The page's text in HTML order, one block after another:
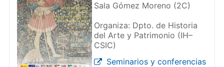
Sala Gómez Moreno (2C)
Organiza: Dpto. de Historia
del Arte y Patrimonio (IH–
CSIC)
Seminarios y conferencias